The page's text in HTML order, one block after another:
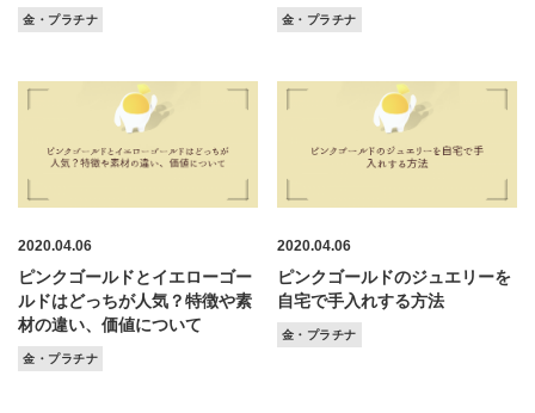
金・プラチナ 金・プラチナ
2020.04.06
ピンクゴールドとイエローゴー
ルドはどっちが人気？特徴や素
材の違い、価値について
金・プラチナ
2020.04.06
ピンクゴールドのジュエリーを
自宅で手入れする方法
金・プラチナ